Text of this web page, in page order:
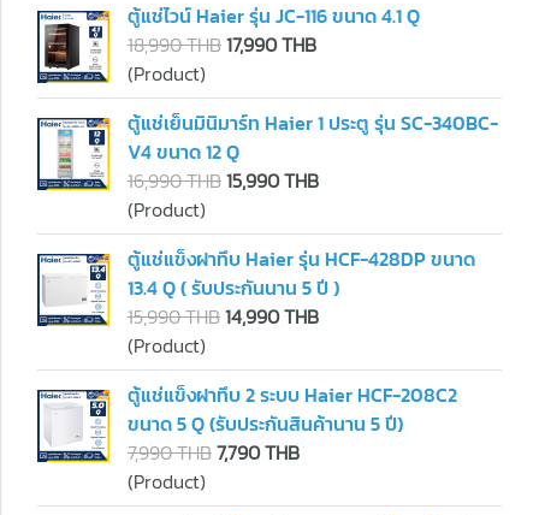
ตู้แช่ไวน์ Haier รุ่น JC-116 ขนาด 4.1 Q
18,990 THB17,990 THB
(Product)
ตู้แช่เย็นมินิมาร์ท Haier 1 ประตู รุ่น SC-340BC-
V4 ขนาด 12 Q
16,990 THB15,990 THB
(Product)
ตู้แช่แข็งฝาทึบ Haier รุ่น HCF-428DP ขนาด
13.4 Q ( รับประกันนาน 5 ปี )
15,990 THB14,990 THB
(Product)
ตู้แช่แข็งฝาทึบ 2 ระบบ Haier HCF-208C2
ขนาด 5 Q (รับประกันสินค้านาน 5 ปี)
7,990 THB7,790 THB
(Product)